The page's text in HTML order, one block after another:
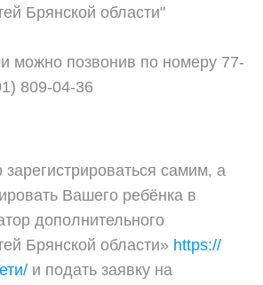
Брянской области"
можно позвонив по номеру 77-
809-04-36
самим, а
Вашего ребёнка в
дополнительного
Брянской области» https://
и подать заявку на